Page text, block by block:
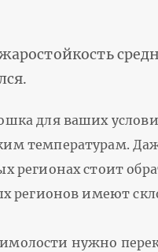
для ваших
температурам.
регионах стоит
регионов имеют
нужно